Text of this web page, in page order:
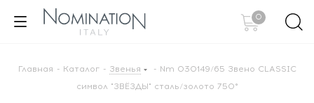
0
Главная - Каталог - Звенья - Nm 030149/65 Звено CLASSIC
символ "ЗВЁЗДЫ" сталь/золото 750°